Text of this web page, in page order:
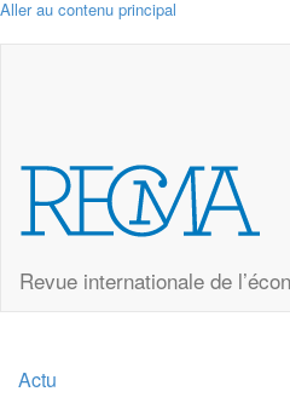
Aller au contenu principal
Revue internationale de
Actu